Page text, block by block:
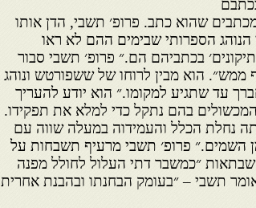
שהוא כתב. פרופ׳ תשבי, הדן אותו
הנוהג הספרותי שבימים ההם לא ראו
בכתביהם הם.״ פרופ׳ תשבי סבור
הוא מבין לרוחו של ששפורטש ונוהג
עד שתגיע למקומו.״ הוא יודע להעריך
בהם נתקל כדי למלא את תפקידו.
נחלת הכלל והעמידוה במעלה שווה עם
השמים.״ פרופ׳ תשבי מרעיף תשבחות על
״כמשבר דתי העלול לחולל מפנה
תשבי – ״בעומק הבחנתו ובהבנת אחרית